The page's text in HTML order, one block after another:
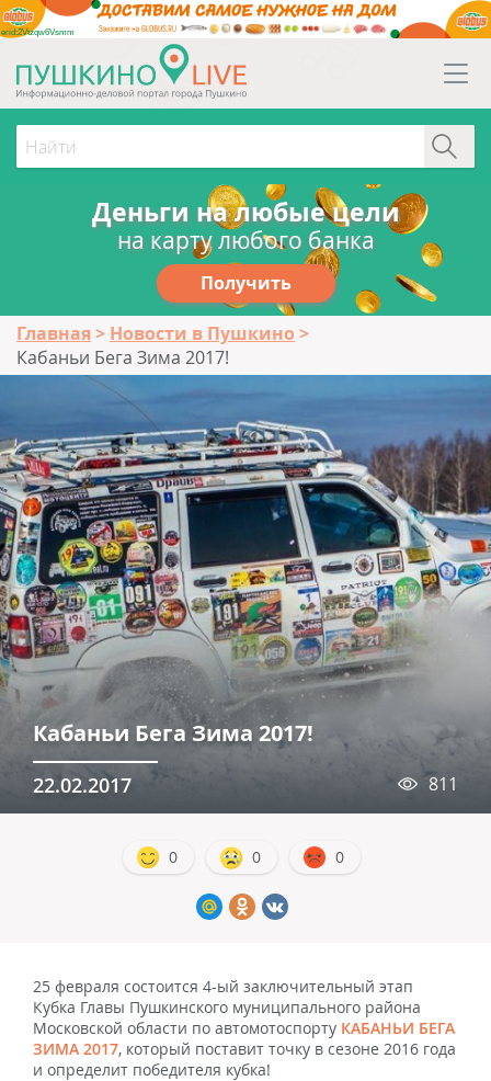
erid:2Vtzqw6Vsmm
Деньги на любые цели
на карту любого банка
Получить
Главная
Новости в Пушкино
Кабаньи Бега Зима 2017!
Кабаньи Бега Зима 2017!
22.02.2017 811
0 0 0
25 февраля состоится 4-ый заключительный этап
Кубка Главы Пушкинского муниципального района
Московской области по автомотоспорту КАБАНЬИ БЕГА
ЗИМА 2017, который поставит точку в сезоне 2016 года
и определит победителя кубка!